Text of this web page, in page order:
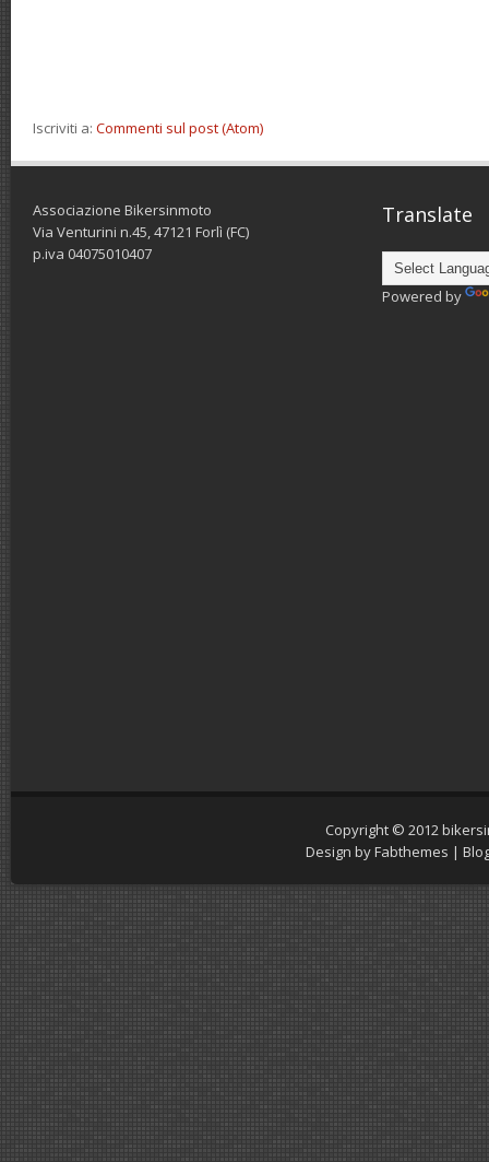
Iscriviti a: Commenti sul post (Atom)
Associazione Bikersinmoto
Via Venturini n.45, 47121 Forlì (FC)
p.iva 04075010407
Translate
Powered by
Copyright © 2012
Design byFabthemes |